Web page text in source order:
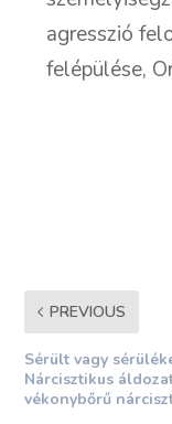
agresszió
felépülése,
PREVIOUS
Sérült vagy
Nárcisztikus
vékonybőrű